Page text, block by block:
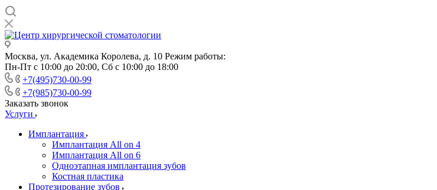
Москва, ул. Академика Королева, д. 10 Режим работы:
Пн-Пт с 10:00 до 20:00, Сб с 10:00 до 18:00
+7(495)730-00-99
+7(985)730-00-99
Заказать звонок
Услуги
Имплантация
Имплантация All on 4
Имплантация All on 6
Одноэтапная имплантация зубов
Костная пластика
Протезирование зубов